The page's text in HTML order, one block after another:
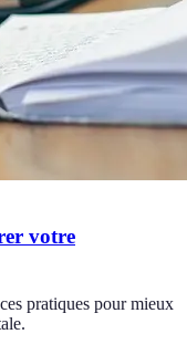
votre
pratiques pour mieux